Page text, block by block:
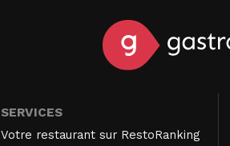
SERVICES
Votre restaurant sur RestoRanking